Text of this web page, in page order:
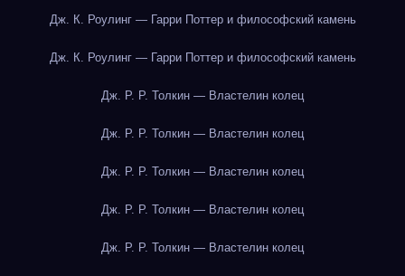
Дж. К. Роулинг — Гарри Поттер и философский камень
Дж. К. Роулинг — Гарри Поттер и философский камень
Дж. Р. Р. Толкин — Властелин колец
Дж. Р. Р. Толкин — Властелин колец
Дж. Р. Р. Толкин — Властелин колец
Дж. Р. Р. Толкин — Властелин колец
Дж. Р. Р. Толкин — Властелин колец